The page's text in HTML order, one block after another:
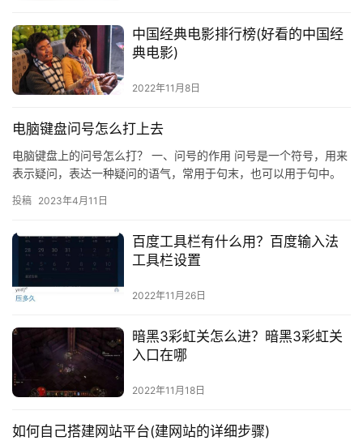
中国经典电影排行榜(好看的中国经
典电影)
2022年11月8日
电脑键盘问号怎么打上去
电脑键盘上的问号怎么打？ 一、问号的作用 问号是一个符号，用来
表示疑问，表达一种疑问的语气，常用于句末，也可以用于句中。
的…
投稿 2023年4月11日
百度工具栏有什么用？百度输入法
工具栏设置
2022年11月26日
暗黑3彩虹关怎么进？暗黑3彩虹关
入口在哪
2022年11月18日
如何自己搭建网站平台(建网站的详细步骤)